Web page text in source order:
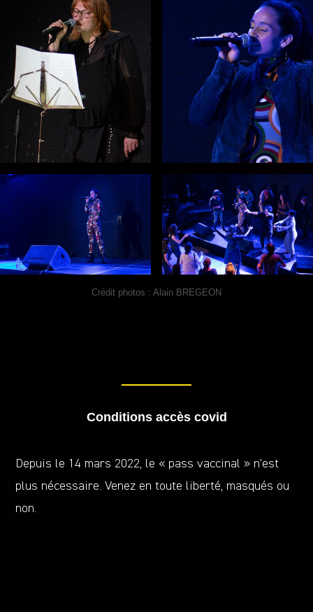
Crédit photos : Alain BREGEON
Conditions accès covid
Depuis le 14 mars 2022, le « pass vaccinal » n’est
plus nécessaire. Venez en toute liberté, masqués ou
non.